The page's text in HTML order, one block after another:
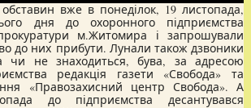
вже в понеділок, 19 листопада,
дня до охоронного підприємства
м.Житомира і запрошували
до них прибути. Лунали також дзвоники
чи не знаходиться, бува, за адресою
редакція газети «Свобода» та
«Правозахисний центр Свобода». А
до підприємства десантувався